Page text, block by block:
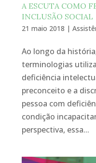
A ESCUTA COMO
INCLUSÃO SOCIAL
21 maio 2018 |
Ao longo da
terminologias
deficiência
preconceito e a
pessoa com
condição
perspectiva, essa...